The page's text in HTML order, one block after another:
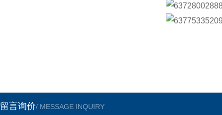
留言询价/ MESSAGE INQUIRY